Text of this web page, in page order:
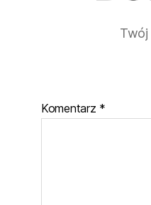
Twój
Komentarz *